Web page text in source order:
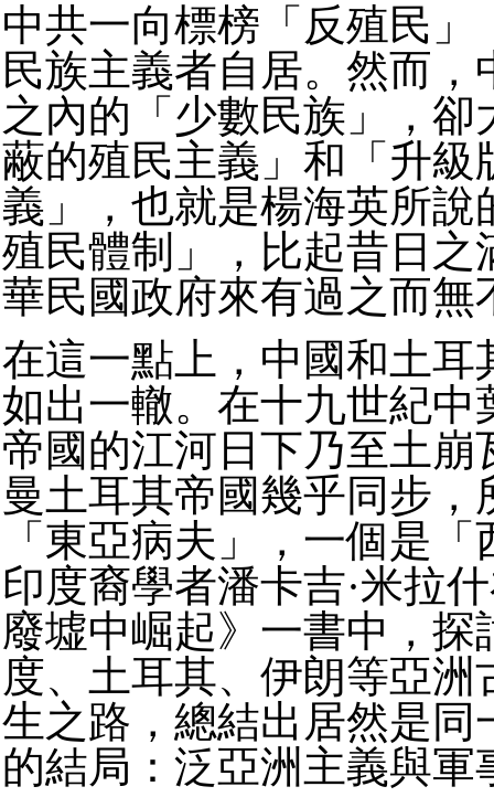
中共一向標榜「反殖民」
民族主義者自居。然而，
之內的「少數民族」，卻
蔽的殖民主義」和「升級
義」，也就是楊海英所說
殖民體制」，比起昔日之
華民國政府來有過之而無
在這一點上，中國和土耳
如出一轍。在十九世紀中
帝國的江河日下乃至土崩
曼土耳其帝國幾乎同步，
「東亞病夫」，一個是
印度裔學者潘卡吉·米拉
廢墟中崛起》一書中，探
度、土耳其、伊朗等亞洲
生之路，總結出居然是同
的結局：泛亞洲主義與軍